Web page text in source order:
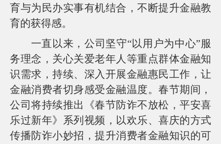
育与为民办实事有机结合，不断提升金融教
育的获得感。
一直以来，公司坚守“以用户为中心”服
务理念，关心关爱老年人等重点群体金融知
识需求，持续、深入开展金融惠民工作，让
金融消费者切身感受金融温度。春节期间，
公司将持续推出《春节防诈不放松，平安喜
乐过新年》系列视频，以欢乐、喜庆的方式
传播防诈小妙招，提升消费者金融知识的可